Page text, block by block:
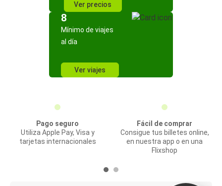
Ver precios
8
Mínimo de viajes
al día
Ver viajes
Pago seguro
Utiliza Apple Pay, Visa y
tarjetas internacionales
Fácil de comprar
Consigue tus billetes online,
en nuestra app o en una
Flixshop